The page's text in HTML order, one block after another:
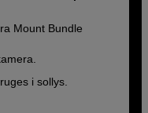
Mount Bundle
i sollys.